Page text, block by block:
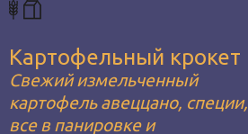
Картофельный крокет
Свежий измельченный
картофель авеццано, специи,
все в панировке и